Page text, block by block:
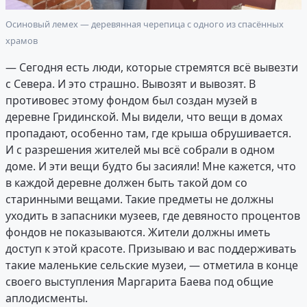
Осиновый лемех — деревянная черепица с одного из спасённых
храмов
— Сегодня есть люди, которые стремятся всё вывезти
с Севера. И это страшно. Вывозят и вывозят. В
противовес этому фондом был создан музей в
деревне Гридинской. Мы видели, что вещи в домах
пропадают, особенно там, где крыша обрушивается.
И с разрешения жителей мы всё собрали в одном
доме. И эти вещи будто бы засияли! Мне кажется, что
в каждой деревне должен быть такой дом со
старинными вещами. Такие предметы не должны
уходить в запасники музеев, где девяносто процентов
фондов не показываются. Жители должны иметь
доступ к этой красоте. Призываю и вас поддерживать
такие маленькие сельские музеи, — отметила в конце
своего выступления Маргарита Баева под общие
аплодисменты.